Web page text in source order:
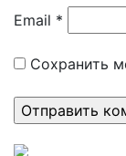
Email *
Сохранить